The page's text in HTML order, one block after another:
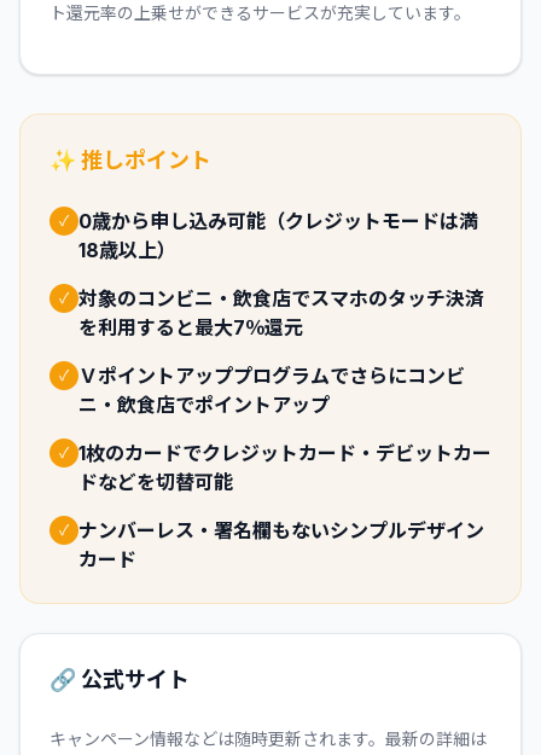
ト還元率の上乗せができるサービスが充実しています。
✨ 推しポイント
✓ 0歳から申し込み可能（クレジットモードは満
18歳以上）
✓ 対象のコンビニ・飲食店でスマホのタッチ決済
を利用すると最大7％還元
✓
Ｖポイントアッププログラムでさらにコンビ
ニ・飲食店でポイントアップ
✓ 1枚のカードでクレジットカード・デビットカー
ドなどを切替可能
✓ ナンバーレス・署名欄もないシンプルデザイン
カード
🔗 公式サイト
キャンペーン情報などは随時更新されます。最新の詳細は